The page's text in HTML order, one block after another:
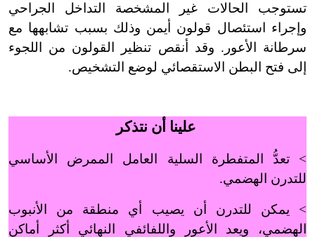
تستوجب الحالات غير المشخصة التداخل الجراحي
وإجراء استئصال قولون أيمن وذلك بسبب تشابهها مع
سرطانة الأعور. وقد أنقص تنظير القولون من اللجوء
إلى فتح البطن الاستقصائي لوضع التشخيص.
علينا أن نتذكر
> تعدُّ المتفطرة السلية العامل الممرض الأساسي
للتدرن الهضمي.
> يمكن للتدرن أن يصيب أي منطقة من الأنبوب
الهضمي، ويعد الأعور واللفائفي النهائي أكثر أماكن